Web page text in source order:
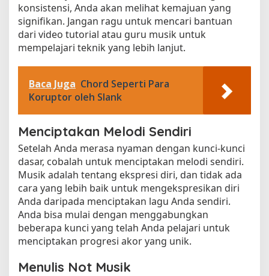
konsistensi, Anda akan melihat kemajuan yang
signifikan. Jangan ragu untuk mencari bantuan
dari video tutorial atau guru musik untuk
mempelajari teknik yang lebih lanjut.
Baca Juga Chord Seperti Para
Koruptor oleh Slank
Menciptakan Melodi Sendiri
Setelah Anda merasa nyaman dengan kunci-kunci
dasar, cobalah untuk menciptakan melodi sendiri.
Musik adalah tentang ekspresi diri, dan tidak ada
cara yang lebih baik untuk mengekspresikan diri
Anda daripada menciptakan lagu Anda sendiri.
Anda bisa mulai dengan menggabungkan
beberapa kunci yang telah Anda pelajari untuk
menciptakan progresi akor yang unik.
Menulis Not Musik